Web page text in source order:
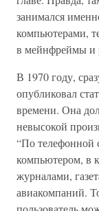
занимался
компьютерами,
в мейнфреймы и
В 1970 году,
опубликовал
времени. Она
невысокой
“По телефонной
компьютером, в
журналами,
авиакомпаний.